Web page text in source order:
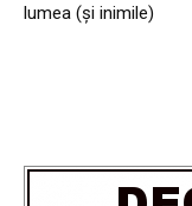
lumea (și inimile)